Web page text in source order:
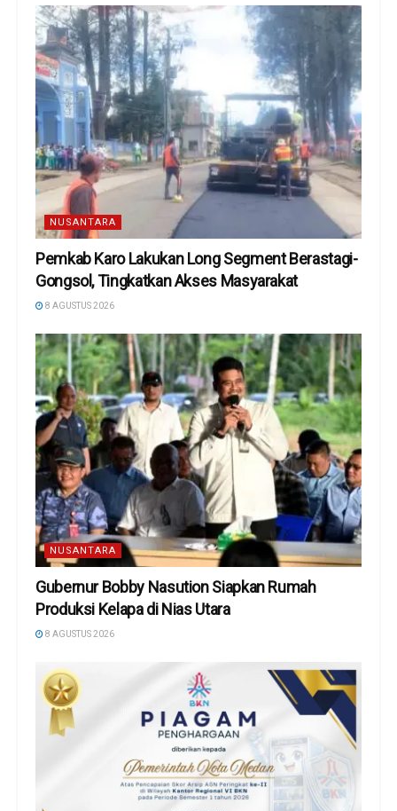
NUSANTARA
Pemkab Karo Lakukan Long Segment Berastagi-
Gongsol, Tingkatkan Akses Masyarakat
8 AGUSTUS 2026
NUSANTARA
Gubernur Bobby Nasution Siapkan Rumah
Produksi Kelapa di Nias Utara
8 AGUSTUS 2026